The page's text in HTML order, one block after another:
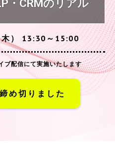
・CRMのリアル
） 13:30～15:00
ブ配信にて実施いたします
め切りました